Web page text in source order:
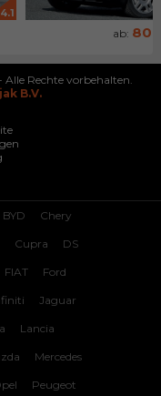
4.1
ab: 800
Rechte vorbehalten.
B.V.
BYD Chery
Cupra DS
FIAT Ford
Jaguar
Lancia
Mercedes
Peugeot